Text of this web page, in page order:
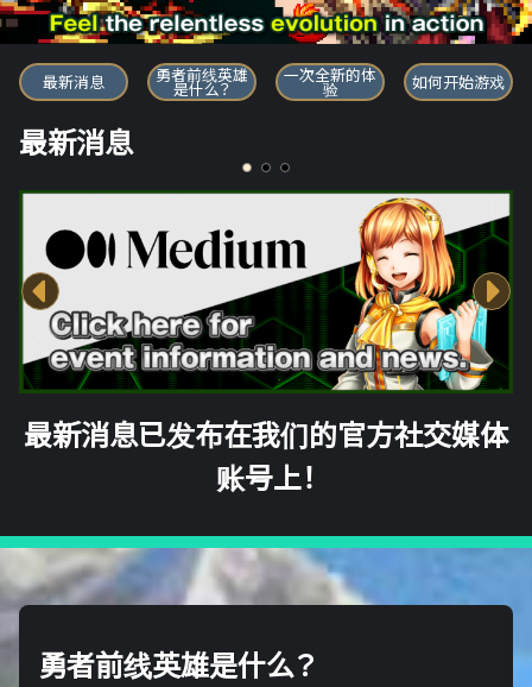
勇者前线英雄
最新消息 勇者前线英雄
是什么？
一次全新的体
验 如何开始游戏
最新消息
最新消息已发布在我们的官方社交媒体
账号上！
勇者前线英雄是什么？